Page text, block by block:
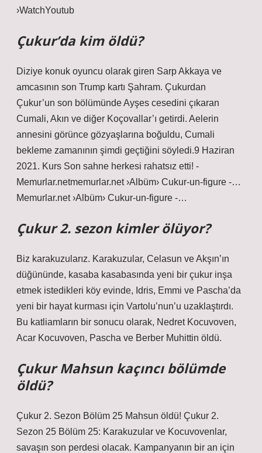
›WatchYoutub
Çukur’da kim öldü?
Diziye konuk oyuncu olarak giren Sarp Akkaya ve
amcasının son Trump kartı Şahram. Çukurdan
Çukur’un son bölümünde Ayşes cesedini çıkaran
Cumali, Akın ve diğer Koçovallar’ı getirdi. Aelerin
annesini görünce gözyaşlarına boğuldu, Cumali
bekleme zamanının şimdi geçtiğini söyledi.9 Haziran
2021. Kurs Son sahne herkesi rahatsız etti! -
Memurlar.netmemurlar.net ›Albüm› Cukur-un-figure -…
Memurlar.net ›Albüm› Cukur-un-figure -…
Çukur 2. sezon kimler ölüyor?
Biz karakuzularız. Karakuzular, Celasun ve Akşın’ın
düğününde, kasaba kasabasında yeni bir çukur inşa
etmek istedikleri köy evinde, Idris, Emmi ve Pascha’da
yeni bir hayat kurması için Vartolu’nun’u uzaklaştırdı.
Bu katliamların bir sonucu olarak, Nedret Kocuvoven,
Acar Kocuvoven, Pascha ve Berber Muhittin öldü.
Çukur Mahsun kaçıncı bölümde
öldü?
Çukur 2. Sezon Bölüm 25 Mahsun öldü! Çukur 2.
Sezon 25 Bölüm 25: Karakuzular ve Kocuvovenlar,
savaşın son perdesi olacak. Kampanyanın bir an için